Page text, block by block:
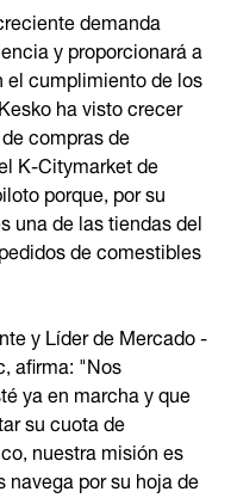
demanda
y proporcionará a
el cumplimiento de los
ha visto crecer
compras de
K-Citymarket de
porque, por su
una de las tiendas del
de comestibles
y Líder de Mercado -
afirma: "Nos
ya en marcha y que
su cuota de
nuestra misión es
por su hoja de